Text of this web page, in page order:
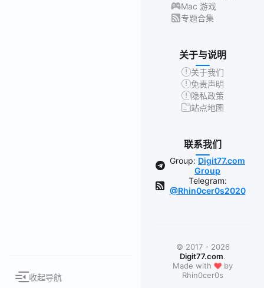
收起导航
Mac 游戏
专题合集
关于与说明
关于我们
免责声明
隐私政策
站点地图
联系我们
Group: Digit77.com
Group
Telegram:
@Rhin0cer0s2020
© 2017 - 2026
Digit77.com.
Made with ❤by
Rhin0cer0s